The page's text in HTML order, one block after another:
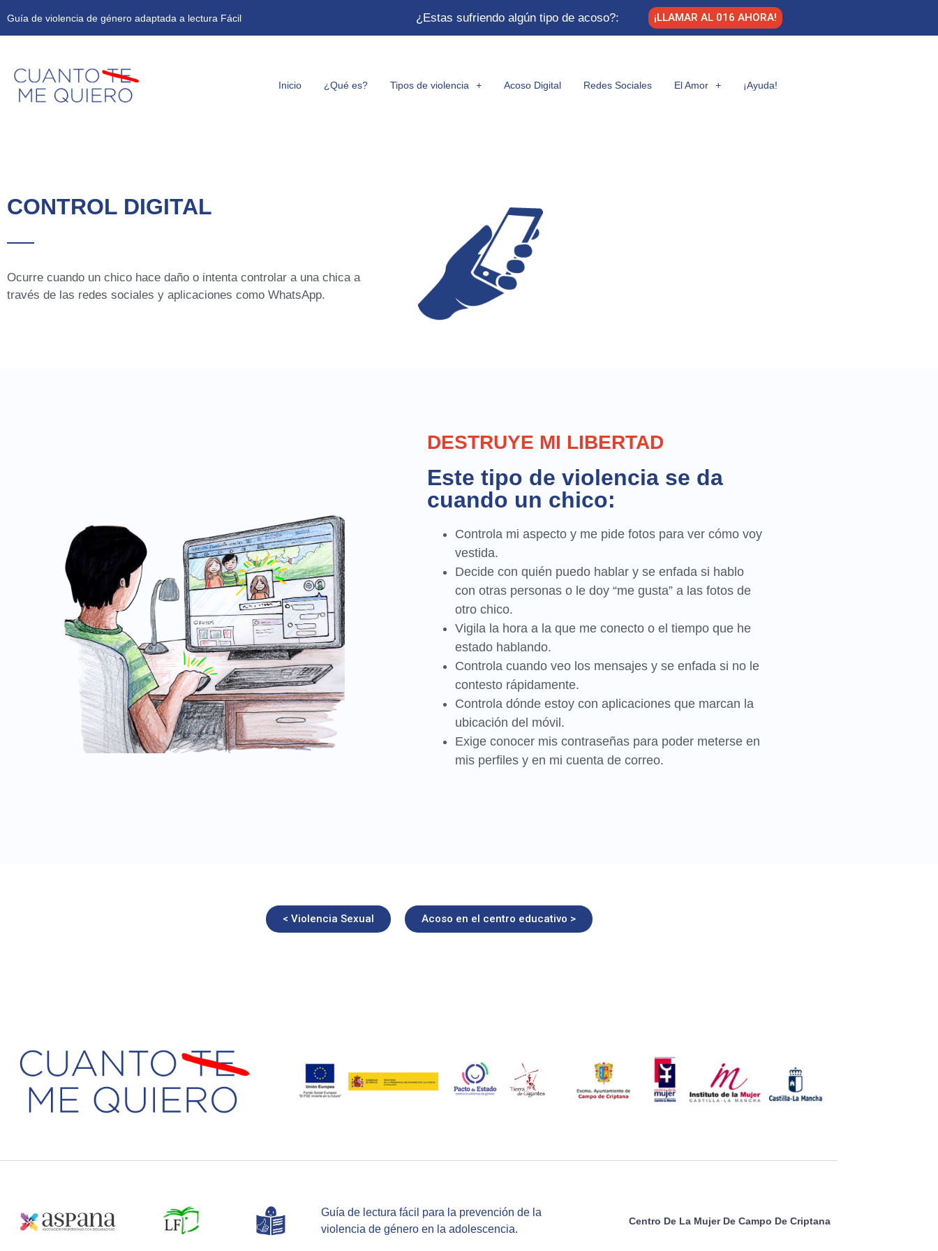
Guía de violencia de género adaptada a lectura Fácil ¿Estas sufriendo algún tipo de acoso?: ¡LLAMAR AL 016 AHORA!
Inicio ¿Qué es? Tipos de violencia Acoso Digital Redes Sociales El Amor ¡Ayuda!
CONTROL DIGITAL
Ocurre cuando un chico hace daño o intenta controlar a una chica a
través de las redes sociales y aplicaciones como WhatsApp.
DESTRUYE MI LIBERTAD
Este tipo de violencia se da
cuando un chico:
Controla mi aspecto y me pide fotos para ver cómo voy
vestida.
Decide con quién puedo hablar y se enfada si hablo
con otras personas o le doy “me gusta” a las fotos de
otro chico.
Vigila la hora a la que me conecto o el tiempo que he
estado hablando.
Controla cuando veo los mensajes y se enfada si no le
contesto rápidamente.
Controla dónde estoy con aplicaciones que marcan la
ubicación del móvil.
Exige conocer mis contraseñas para poder meterse en
mis perfiles y en mi cuenta de correo.
< Violencia Sexual Acoso en el centro educativo >
Guía de lectura fácil para la prevención de la
violencia de género en la adolescencia.
Centro De La Mujer De Campo De Criptana